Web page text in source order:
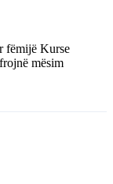
Kurse
mësim